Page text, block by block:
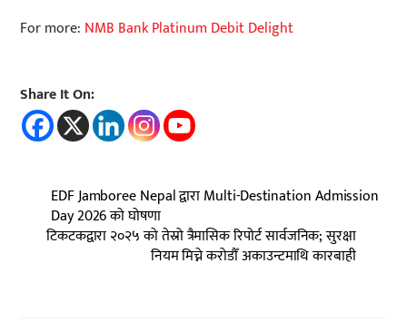
For more: NMB Bank Platinum Debit Delight
Share It On:
EDF Jamboree Nepal द्वारा Multi-Destination Admission
Day 2026 को घोषणा
टिकटकद्वारा २०२५ को तेस्रो त्रैमासिक रिपोर्ट सार्वजनिक; सुरक्षा
नियम मिच्ने करोडौँ अकाउन्टमाथि कारबाही